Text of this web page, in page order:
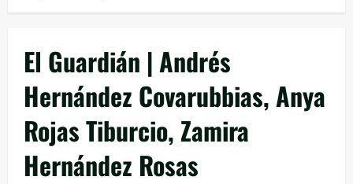
El Guardián | Andrés
Hernández Covarubbias, Anya
Rojas Tiburcio, Zamira
Hernández Rosas